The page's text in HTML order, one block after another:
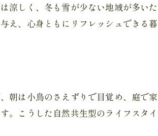
す方法
ト
の基準
め方
涼しく、冬も雪が少ない地域が多い
え、心身ともにリフレッシュできる
朝は小鳥のさえずりで目覚め、庭で
。こうした自然共生型のライフスタ